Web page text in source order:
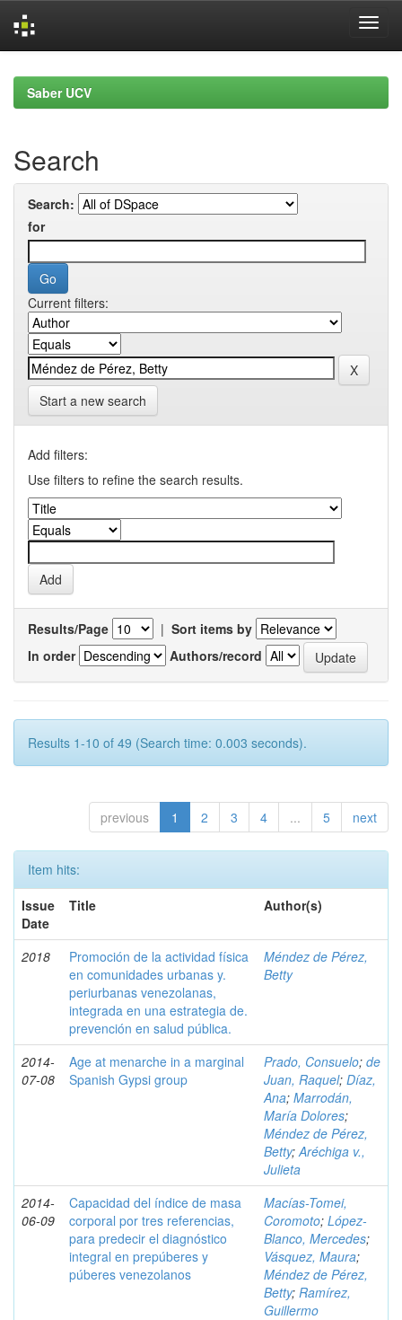
navigationSaber UCV
Search
Search:
for
Current filters:
Start a new search
Add filters:
Use filters to refine the search results.
Results/Page | Sort items by
In order
Authors/record
Results 1-10 of 49 (Search time: 0.003 seconds).
previous 1 2 3 4 ... 5 next
Item hits:
Issue
Date
Title Author(s)
2018
Promoción de la actividad física
en comunidades urbanas y.
periurbanas venezolanas,
integrada en una estrategia de.
prevención en salud pública.
Méndez de Pérez,
Betty
2014-
07-08
Age at menarche in a marginal
Spanish Gypsi group
Prado, Consuelo; de
Juan, Raquel; Díaz,
Ana; Marrodán,
María Dolores;
Méndez de Pérez,
Betty;Aréchiga v.,
Julieta
2014-
06-09
Capacidad del índice de masa
corporal por tres referencias,
para predecir el diagnóstico
integral en prepúberes y
púberes venezolanos
Macías-Tomei,
Coromoto; López-
Blanco, Mercedes;
Vásquez, Maura;
Méndez de Pérez,
Betty; Ramírez,
Guillermo